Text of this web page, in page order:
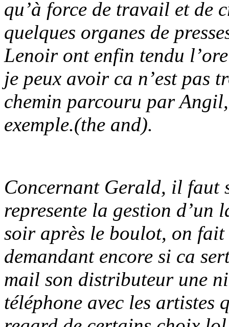
qu’à force de travail et de
quelques organes de
Lenoir ont enfin tendu
je peux avoir ca n’est pas
chemin parcouru par
exemple.(the and).
Concernant Gerald, il faut
represente la gestion d’un
soir après le boulot, on fait
demandant encore si ca
mail son distributeur une
téléphone avec les artistes